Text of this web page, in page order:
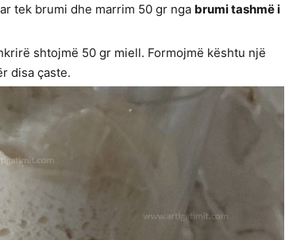
tek brumi dhe marrim 50 gr nga brumi tashmë i
shtojmë 50 gr miell. Formojmë kështu një
disa çaste.